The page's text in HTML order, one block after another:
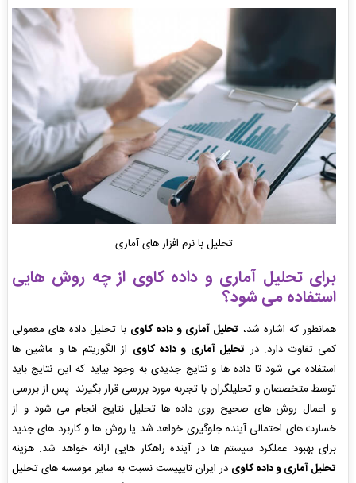
تحلیل با نرم افزار های آماری
برای تحلیل آماری و داده کاوی از چه روش هایی
استفاده می شود؟
همانطور که اشاره شد، تحلیل آماری و داده کاوی با تحلیل داده های معمولی
کمی تفاوت دارد. در تحلیل آماری و داده کاوی از الگوریتم ها و ماشین ها
استفاده می شود تا داده ها و نتایج جدیدی به وجود بیاید که این نتایج باید
توسط متخصصان و تحلیلگران با تجربه مورد بررسی قرار بگیرند. پس از بررسی
و اعمال روش های صحیح روی داده ها تحلیل نتایج انجام می شود و از
خسارت های احتمالی آینده جلوگیری خواهد شد یا روش ها و کاربرد های جدید
برای بهبود عملکرد سیستم ها در آینده راهکار هایی ارائه خواهد شد. هزینه
تحلیل آماری و داده کاوی در ایران تایپیست نسبت به سایر موسسه های تحلیل